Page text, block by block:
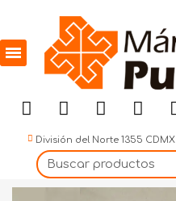
División del Norte 1355 CDMX